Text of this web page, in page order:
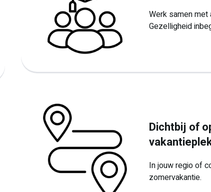
Werk samen met
Gezelligheid
Dichtbij of
In jouw regio of
zomervakantie.